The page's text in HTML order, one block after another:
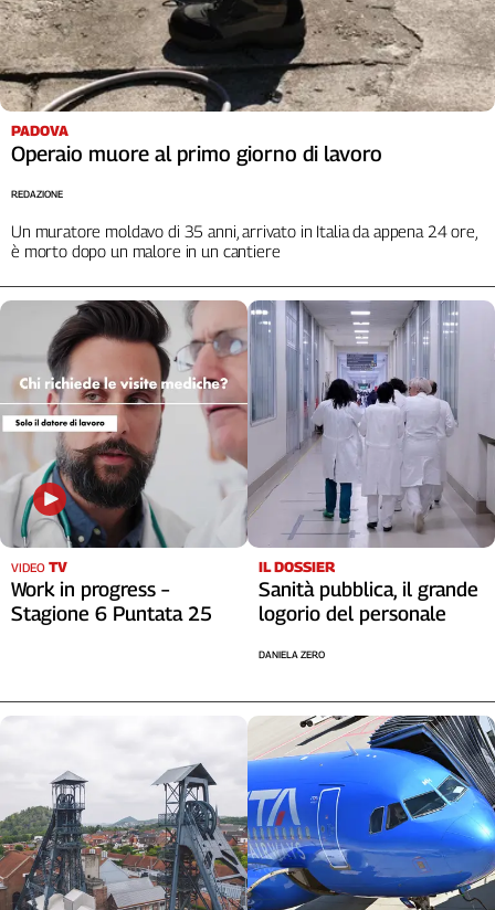
Cerca
Contatti
La
redazione
Newsletter
Social
PADOVA
Operaio muore al primo giorno di lavoro
Un muratore moldavo di 35 anni, arrivato in Italia da appena 24 ore,
è morto dopo un malore in un cantiere
REDAZIONE
VIDEO TV
Work in progress –
Stagione 6 Puntata 25
IL DOSSIER
Sanità pubblica, il grande
logorio del personale
DANIELA ZERO